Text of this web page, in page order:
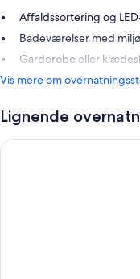
Affaldssortering og
Badeværelser med
Garderobe eller
Vis mere om
Lignende
Comwell Middelfart